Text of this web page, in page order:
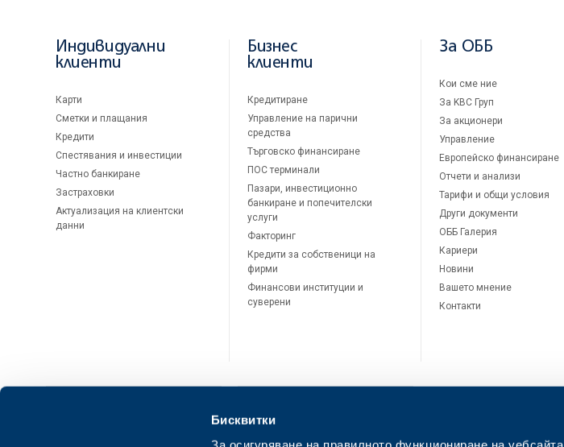
Бисквитки
Индивидуални
клиенти
Карти
Сметки и плащания
Кредити
Спестявания и инвестиции
Частно банкиране
Застраховки
Актуализация на клиентски
данни
Бизнес
клиенти
Кредитиране
Управление на парични
средства
Търговско финансиране
ПОС терминали
Пазари, инвестиционно
банкиране и попечителски
услуги
Факторинг
Кредити за собственици на
фирми
Финансови институции и
суверени
За ОББ
Кои сме ние
За KBC Груп
За акционери
Управление
Европейско финансиране
Отчети и анализи
Тарифи и общи условия
Други документи
ОББ Галерия
Кариери
Новини
Вашето мнение
Контакти